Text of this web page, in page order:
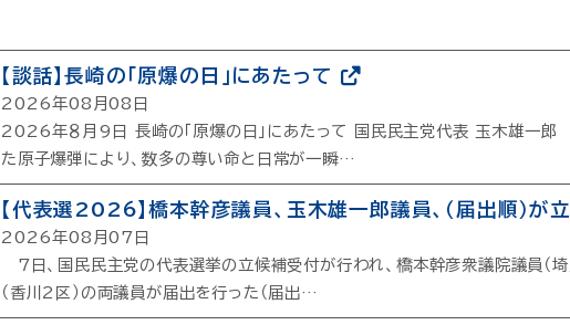
【談話】長崎の「原爆の日」にあたって
2026年08月08日
2026年８月9日 長崎の「原爆の日」にあたって 国民民主党代表 玉木雄一
た原子爆弾により、数多の尊い命と日常が一瞬…
【代表選2026】橋本幹彦議員、玉木雄一郎議員、（届出順）が
2026年08月07日
7日、国民民主党の代表選挙の立候補受付が行われ、橋本幹彦衆議院議員（
（香川2区）の両議員が届出を行った（届出…